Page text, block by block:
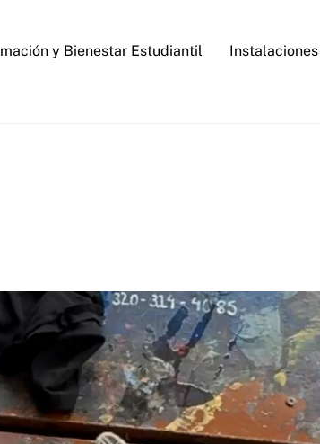
y Bienestar Estudiantil Instalaciones